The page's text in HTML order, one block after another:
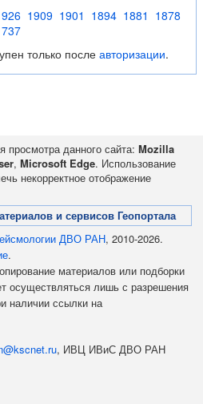
1909 1901 1894 1881 1878
только после авторизации.
данного сайта: Mozilla
, Microsoft Edge. Использование
некорректное отображение
и сервисов Геопортала
ДВО РАН, 2010-2026.
.
материалов или подборки
осуществляться лишь с разрешения
наличии ссылки на
, ИВЦ ИВиС ДВО РАН